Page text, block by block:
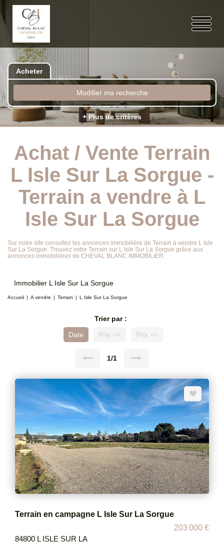
Acheter
Modifier ma recherche
+ Plus de critères
Achat / Vente Terrain
L Isle Sur La Sorgue -
Terrain a vendre à L
Isle Sur La Sorgue
Sur notre site consultez les annonces immobilière de Terrain à vendre L Isle
Sur La Sorgue. Trouvez votre Terrain sur L Isle Sur La Sorgue grâce aux
annonces immobilières de CHEVAL BLANC IMMOBILIER.
Immobilier L Isle Sur La Sorgue
Accueil A vendre Terrain L Isle Sur La Sorgue
Trier par :
Date
Prix -/+ Prix +/-
1/1
Terrain en campagne L Isle Sur La Sorgue
203 000 €
84800 L ISLE SUR LA